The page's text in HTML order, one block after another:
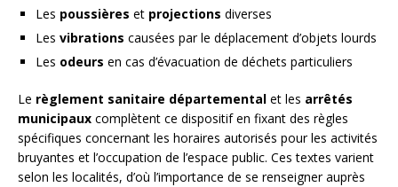
Les poussières et projections diverses
Les vibrations causées par le déplacement d’objets lourds
Les odeurs en cas d’évacuation de déchets particuliers
Le règlement sanitaire départemental et les arrêtés
municipaux complètent ce dispositif en fixant des règles
spécifiques concernant les horaires autorisés pour les activités
bruyantes et l’occupation de l’espace public. Ces textes varient
selon les localités, d’où l’importance de se renseigner auprès